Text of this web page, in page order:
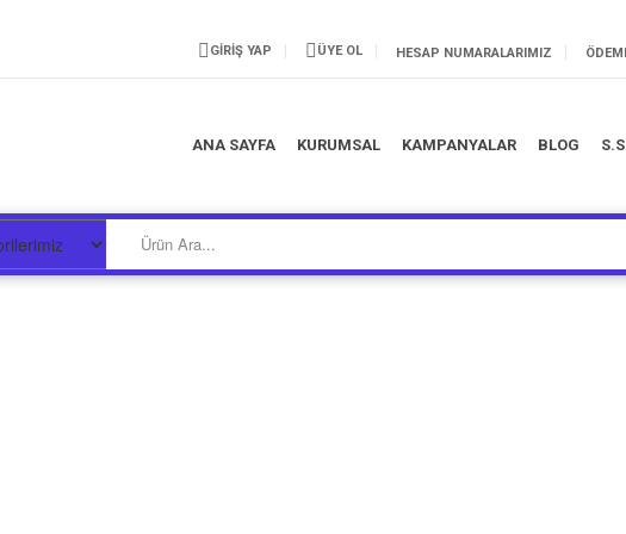
GİRİŞ YAP ÜYE OL HESAP NUMARALARIMIZ
ANA SAYFA KURUMSAL KAMPANYALAR BLOG
| Güvenli ve Hızlı E-Ticaret